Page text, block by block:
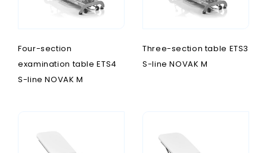
Four-section
examination table ETS4
S-line NOVAK M
Three-section table ETS3
S-line NOVAK M